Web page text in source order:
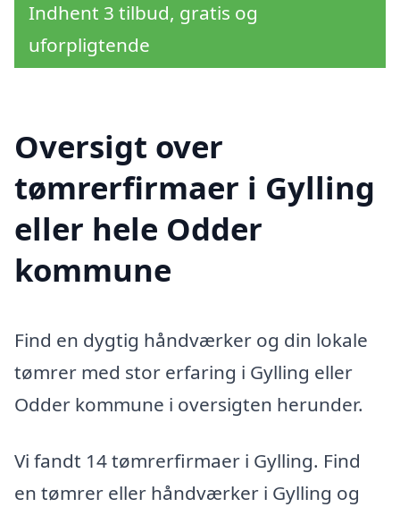
Indhent 3 tilbud, gratis og
uforpligtende
Oversigt over
tømrerfirmaer i Gylling
eller hele Odder
kommune
Find en dygtig håndværker og din lokale
tømrer med stor erfaring i Gylling eller
Odder kommune i oversigten herunder.
Vi fandt 14 tømrerfirmaer i Gylling. Find
en tømrer eller håndværker i Gylling og